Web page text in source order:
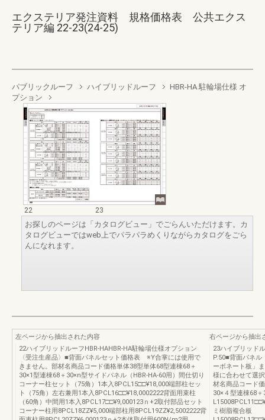
エクステリア発注資料 規格価格表 公共エクス
テリア編 22-23(24-25)
パブリックルーフ ハイブリッドルーフ
HBR-HA 駐輪場仕様 オ
プション
22
23
お探しのページは「カタログビュー」でごらんいただけます。カ
タログビューではweb上でパラパラめくりながらカタログをごら
んになれます。
左ページから抽出された内容
22ハイブリッドルーフHBR‐HAHBR-HA駐輪場仕様オプション
〈受注生産品〉■背面パネルセット価格表 ※Y合掌には使用で
きません。部材名商品コード価格単体38型単体68型連棟68＋
30×1型連棟68＋30×n型サイドパネル（HBR-HA-60用）間仕切り
コーナー柱セット（75角）1本入8PCL15□□¥18,000端部柱セッ
ト（75角）左右兼用1本入8PCL16□□¥18,0002222背面用束柱
（60角）中間用1本入8PCL17□□¥9,000123ｎ+2取付部品セット
コーナー柱用8PCL18ZZ¥5,000端部柱用8PCL19ZZ¥2,5002222背
右ページから抽出
23ハイブリッド
P.50■背面パネ
ーボネート板」
様に合わせて選
材名商品コード
30×４型連棟68
ミ樹脂複合板